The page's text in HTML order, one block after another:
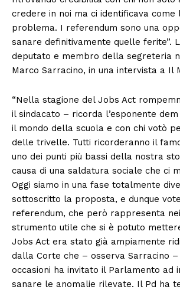
credere in noi ma ci identificava come
problema. I referendum sono una
sanare definitivamente quelle ferite”.
deputato e membro della segreteria
Marco Sarracino, in una intervista a Il
“Nella stagione del Jobs Act
il sindacato – ricorda l’esponente
il mondo della scuola e con chi votò
delle trivelle. Tutti ricorderanno il
uno dei punti più bassi della nostra
causa di una saldatura sociale che ci
Oggi siamo in una fase totalmente
sottoscritto la proposta, e dunque
referendum, che però rappresenta
strumento utile che si è potuto
Jobs Act era stato già ampiamente
dalla Corte che – osserva Sarracino –
occasioni ha invitato il Parlamento ad
sanare le anomalie rilevate. Il Pd ha